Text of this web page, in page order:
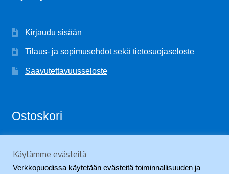
Kirjaudu sisään
Tilaus- ja sopimusehdot sekä tietosuojaseloste
Saavutettavuusseloste
Ostoskori
Ostoskori on tyhjä.
Käytämme evästeitä
Verkkopuodissa käytetään evästeitä toiminnallisuuden ja